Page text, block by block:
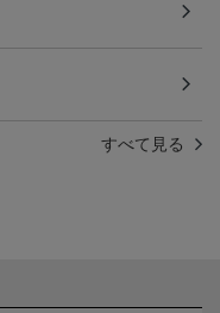
すべて見る